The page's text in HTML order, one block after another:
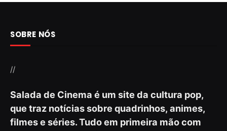
SOBRE NÓS
//
Salada de Cinema é um site da cultura pop,
que traz notícias sobre quadrinhos, animes,
filmes e séries. Tudo em primeira mão com